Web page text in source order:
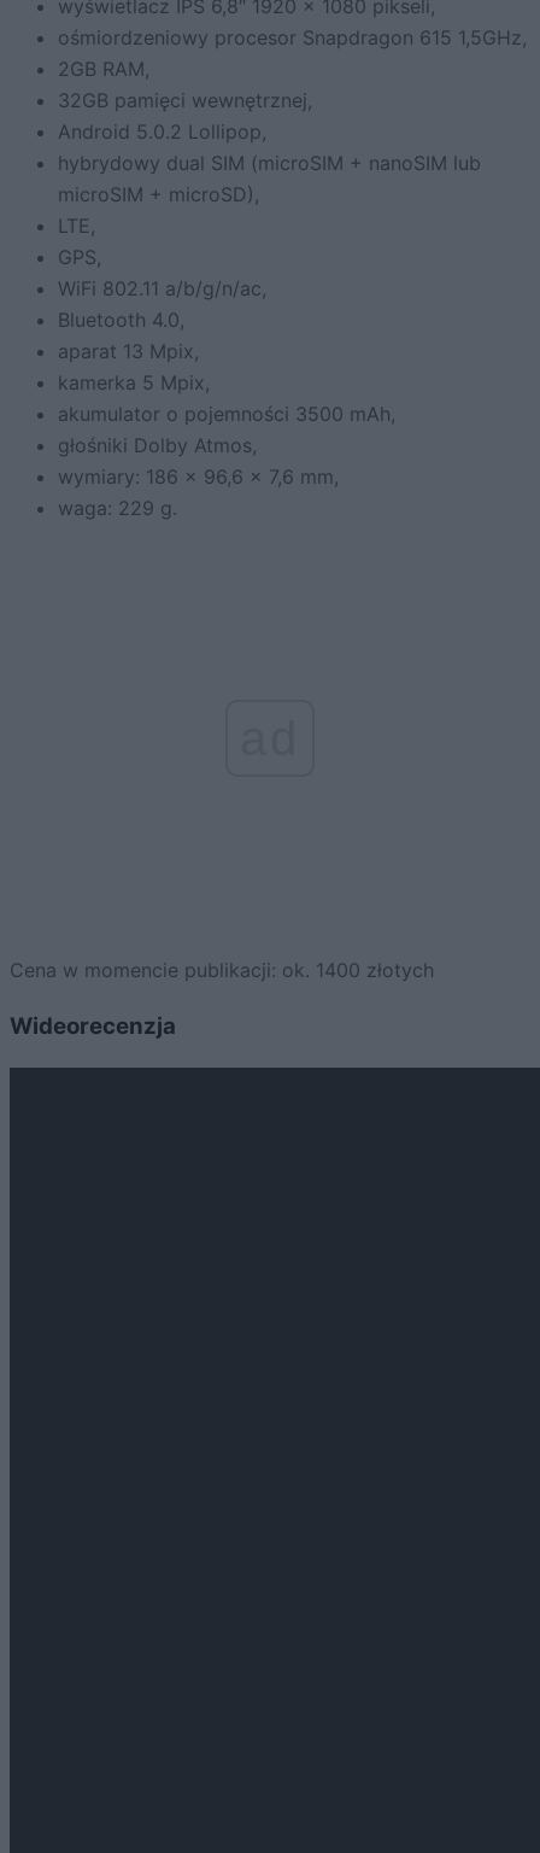
wyświetlacz IPS 6,8″ 1920 x 1080 pikseli,
ośmiordzeniowy procesor Snapdragon 615 1,5GHz,
2GB RAM,
32GB pamięci wewnętrznej,
Android 5.0.2 Lollipop,
hybrydowy dual SIM (microSIM + nanoSIM lub
microSIM + microSD),
LTE,
GPS,
WiFi 802.11 a/b/g/n/ac,
Bluetooth 4.0,
aparat 13 Mpix,
kamerka 5 Mpix,
akumulator o pojemności 3500 mAh,
głośniki Dolby Atmos,
wymiary: 186 x 96,6 x 7,6 mm,
waga: 229 g.
Cena w momencie publikacji: ok. 1400 złotych
Wideorecenzja